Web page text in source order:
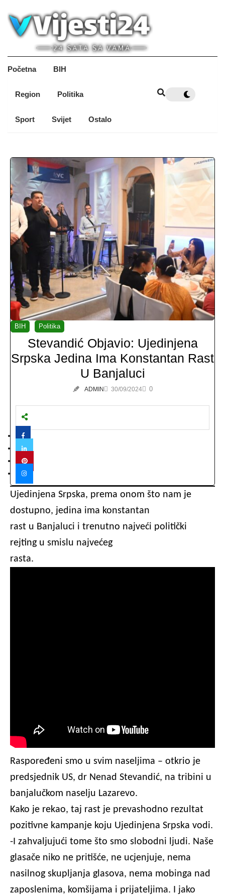
Početna BIH
Region Politika
Sport Svijet Ostalo
BIH Politika
Stevandić Objavio: Ujedinjena
Srpska Jedina Ima Konstantan Rast
U Banjaluci
ADMIN 30/09/2024 0
Ujedinjena Srpska, prema onom što nam je
dostupno, jedina ima konstantan
rast u Banjaluci i trenutno najveći politički
rejting u smislu najvećeg
rasta.
Raspoređeni smo u svim naseljima – otkrio je
predsjednik US, dr Nenad Stevandić, na tribini u
banjalučkom naselju Lazarevo.
Kako je rekao, taj rast je prevashodno rezultat
pozitivne kampanje koju Ujedinjena Srpska vodi.
-I zahvaljujući tome što smo slobodni ljudi. Naše
glasače niko ne pritišće, ne ucjenjuje, nema
nasilnog skupljanja glasova, nema mobinga nad
zaposlenima, komšijama i prijateljima. I jako